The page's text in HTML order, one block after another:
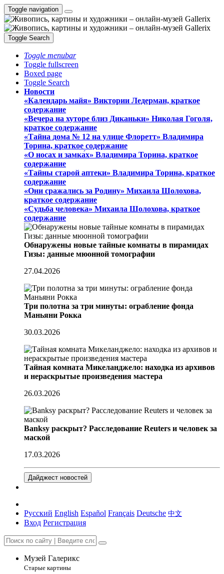
Toggle navigation
Toggle Search
Toggle menubar
Toggle fullscreen
Boxed page
Toggle Search
Новости
«Календарь майя» Виктории Ледерман, краткое
содержание
«Вечера на хуторе близ Диканьки» Николая Гоголя,
краткое содержание
«Тайна дома № 12 на улице Флоретт» Владимира
Торина, краткое содержание
«О носах и замка́х» Владимира Торина, краткое
содержание
«Тайны старой аптеки» Владимира Торина, краткое
содержание
«Они сражались за Родину» Михаила Шолохова,
краткое содержание
«Судьба человека» Михаила Шолохова, краткое
содержание
Обнаружены новые тайные комнаты в пирамидах
Гизы: данные мюонной томографии
27.04.2026
Три полотна за три минуты: ограбление фонда
Маньяни Рокка
30.03.2026
Тайная комната Микеланджело: находка из архивов
и нераскрытые произведения мастера
26.03.2026
Banksy раскрыт? Расследование Reuters и человек за
маской
17.03.2026
Дайджест новостей
Русский English Español Français Deutsche 中文
Вход Регистрация
Музей Галерикс
Старые картины